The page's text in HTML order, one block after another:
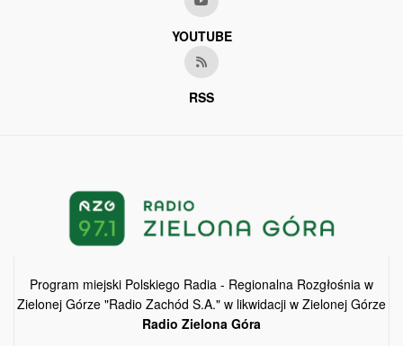
YOUTUBE
RSS
Program miejski Polskiego Radia - Regionalna Rozgłośnia w
Zielonej Górze "Radio Zachód S.A." w likwidacji w Zielonej Górze
Radio Zielona Góra